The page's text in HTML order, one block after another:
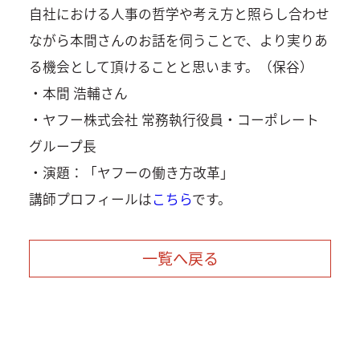
自社における人事の哲学や考え方と照らし合わせ
ながら本間さんのお話を伺うことで、より実りあ
る機会として頂けることと思います。（保谷）
・本間 浩輔さん
・ヤフー株式会社 常務執行役員・コーポレート
グループ長
・演題：「ヤフーの働き方改革」
講師プロフィールはこちらです。
一覧へ戻る